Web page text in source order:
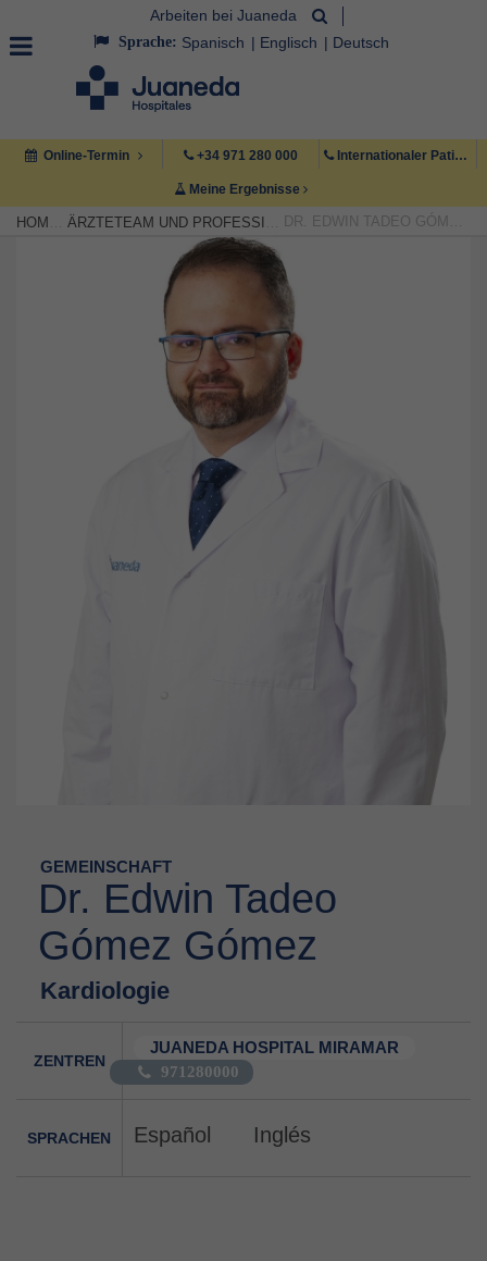
Arbeiten bei Juaneda
Sprache: Spanisch Englisch Deutsch
Online-Termin +34 971 280 000 Internationaler Patient +34 971 222 222
Meine Ergebnisse
HOME ÄRZTETEAM UND PROFESSIONELLE DR. EDWIN TADEO GÓMEZ GÓMEZ
GEMEINSCHAFT
Dr. Edwin Tadeo
Gómez Gómez
Kardiologie
ZENTREN
JUANEDA HOSPITAL MIRAMAR
971280000
SPRACHEN Español Inglés